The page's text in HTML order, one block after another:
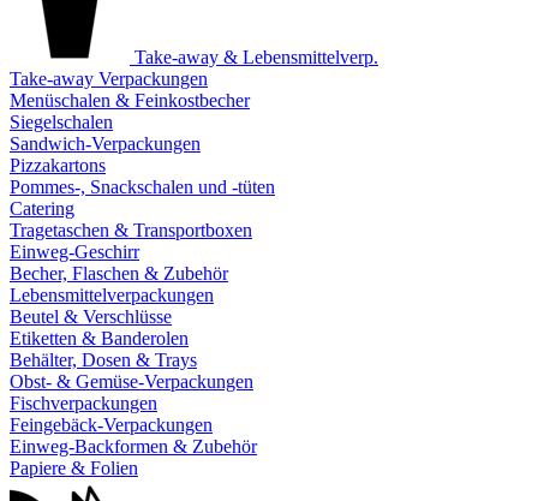
Take-away & Lebensmittelverp.
Take-away Verpackungen
Menüschalen & Feinkostbecher
Siegelschalen
Sandwich-Verpackungen
Pizzakartons
Pommes-, Snackschalen und -tüten
Catering
Tragetaschen & Transportboxen
Einweg-Geschirr
Becher, Flaschen & Zubehör
Lebensmittelverpackungen
Beutel & Verschlüsse
Etiketten & Banderolen
Behälter, Dosen & Trays
Obst- & Gemüse-Verpackungen
Fischverpackungen
Feingebäck-Verpackungen
Einweg-Backformen & Zubehör
Papiere & Folien